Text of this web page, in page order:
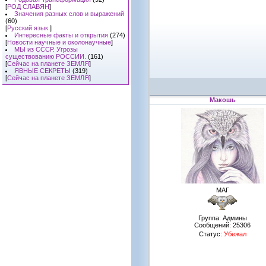
[РОД СЛАВЯН]
Значения разных слов и выражений
(60)
[Русский язык. ]
Интересные факты и открытия (274)
[Новости научные и околонаучные]
МЫ из СССР. Угрозы
существованию РОССИИ. (161)
[Сейчас на планете ЗЕМЛЯ]
ЯВНЫЕ СЕКРЕТЫ (319)
[Сейчас на планете ЗЕМЛЯ]
Макошь
МАГ
Группа: Админы
Сообщений: 25306
Статус: Убежал